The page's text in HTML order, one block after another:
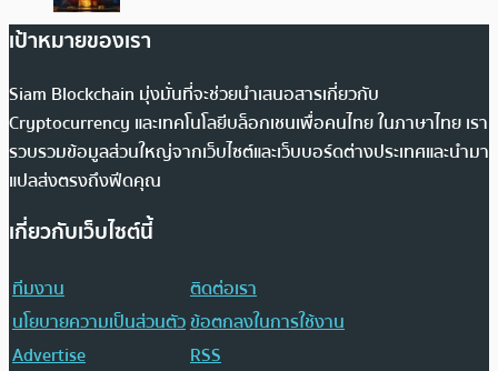
เป้าหมายของเรา
Siam Blockchain มุ่งมั่นที่จะช่วยนำเสนอสารเกี่ยวกับ
Cryptocurrency และเทคโนโลยีบล็อกเชนเพื่อคนไทย ในภาษาไทย เรา
รวบรวมข้อมูลส่วนใหญ่จากเว็บไซต์และเว็บบอร์ดต่างประเทศและนำมา
แปลส่งตรงถึงฟีดคุณ
เกี่ยวกับเว็บไซต์นี้
ทีมงาน
ติดต่อเรา
นโยบายความเป็นส่วนตัวข้อตกลงในการใช้งาน
Advertise
RSS